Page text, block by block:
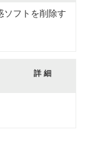
ソフトを削除す
詳 細